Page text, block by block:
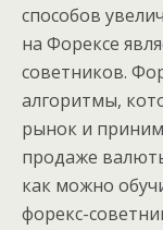
способов
на Форексе
советников.
алгоритмы,
рынок и
продаже
как можно
форекс-